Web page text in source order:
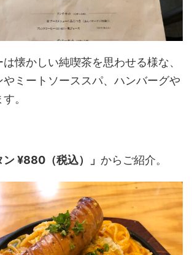
懐かしい純喫茶を思わせる様な、
ミートソーススパ、ハンバーグや
。
ン ¥880（税込）」 からご紹介。